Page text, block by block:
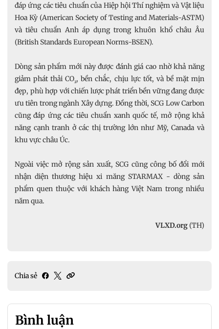
đáp ứng các tiêu chuẩn của Hiệp hội Thí nghiệm và Vật liệu
Hoa Kỳ (American Society of Testing and Materials-ASTM)
và tiêu chuẩn Anh áp dụng trong khuôn khổ châu Âu
(British Standards European Norms-BSEN).
Dòng sản phẩm mới này được đánh giá cao nhờ khả năng
giảm phát thải CO₂, bền chắc, chịu lực tốt, và bề mặt mịn
đẹp, phù hợp với chiến lược phát triển bền vững đang được
ưu tiên trong ngành Xây dựng. Đồng thời, SCG Low Carbon
cũng đáp ứng các tiêu chuẩn xanh quốc tế, mở rộng khả
năng cạnh tranh ở các thị trường lớn như Mỹ, Canada và
khu vực châu Úc.
Ngoài việc mở rộng sản xuất, SCG cũng công bố đổi mới
nhận diện thương hiệu xi măng STARMAX - dòng sản
phẩm quen thuộc với khách hàng Việt Nam trong nhiều
năm qua.
VLXD.org (TH)
Chia sẻ
Bình luận